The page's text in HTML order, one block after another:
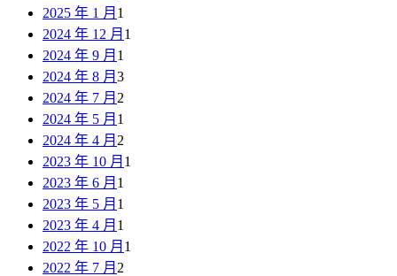
2025 年 1 月 1
2024 年 12 月 1
2024 年 9 月 1
2024 年 8 月 3
2024 年 7 月 2
2024 年 5 月 1
2024 年 4 月 2
2023 年 10 月 1
2023 年 6 月 1
2023 年 5 月 1
2023 年 4 月 1
2022 年 10 月 1
2022 年 7 月 2